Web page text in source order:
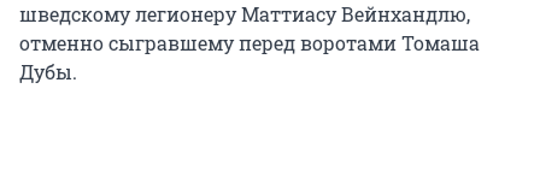
шведскому легионеру Маттиасу Вейнхандлю,
отменно сыгравшему перед воротами Томаша
Дубы.